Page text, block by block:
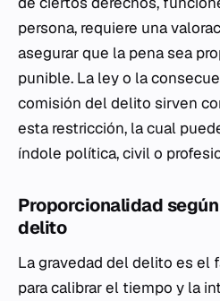
persona, requiere una
asegurar que la pena sea
punible. La ley o la
comisión del delito sirven
esta restricción, la cual
índole política, civil o
Proporcionalidad
delito
La gravedad del delito es el
para calibrar el tiempo y la